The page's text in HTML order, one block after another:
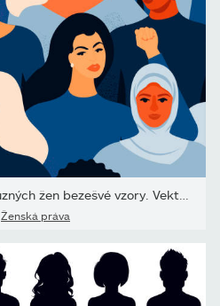
Ženská práva